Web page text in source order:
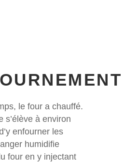
le four a chauffé.
s’élève à environ
enfourner les
humidifie
four en y injectant